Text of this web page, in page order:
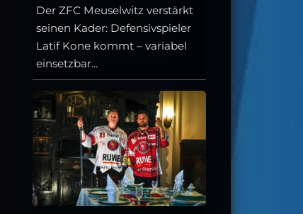
Der ZFC Meuselwitz verstärkt
seinen Kader: Defensivspieler
Latif Kone kommt – variabel
einsetzbar...